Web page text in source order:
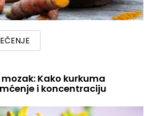
Kako kurkuma
i koncentraciju